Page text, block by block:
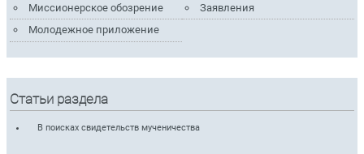
Миссионерское обозрение
Заявления
Молодежное приложение
Статьи раздела
В поисках свидетельств мученичества